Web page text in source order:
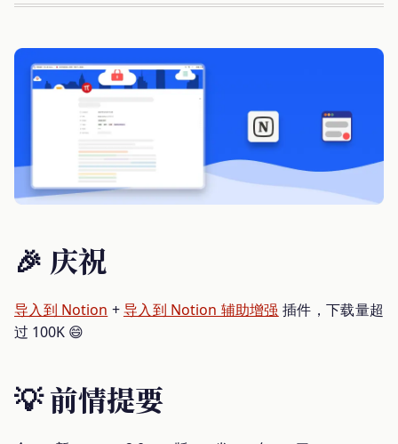
🎉 庆祝
导入到 Notion +导入到 Notion 辅助增强 插件，下载量超
过 100K 😄
💡 前情提要